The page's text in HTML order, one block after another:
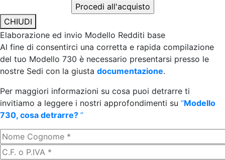
CHIUDI
Elaborazione ed invio Modello Redditi base
Al fine di consentirci una corretta e rapida compilazione
del tuo Modello 730 è necessario presentarsi presso le
nostre Sedi con la giusta documentazione.
Per maggiori informazioni su cosa puoi detrarre ti
invitiamo a leggere i nostri approfondimenti su “Modello
730, cosa detrarre? ”